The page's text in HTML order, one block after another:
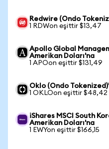
Redwire (Ondo
1 RDWon eşittir $13,47
Apollo Global
Amerikan Doları'na
1 APOon eşittir $131,49
Oklo (Ondo
1 OKLOon eşittir $48,42
iShares MSCI South
Amerikan Doları'na
1 EWYon eşittir $166,15